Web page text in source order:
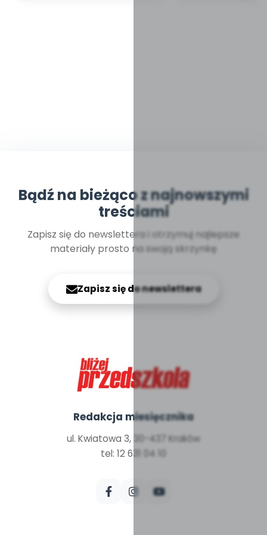
Bądź na bieżąco z najnowszymi
treściami
Zapisz się do newslettera i otrzymuj najlepsze
materiały prosto na swoją skrzynkę
Zapisz się do newslettera
Redakcja miesięcznika
ul. Kwiatowa 3, 30-437 Kraków
tel: 12 631 04 10